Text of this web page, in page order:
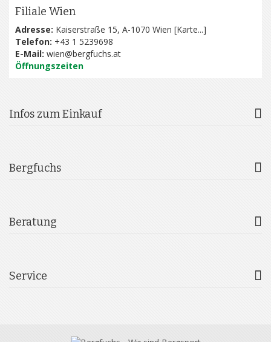
Filiale Wien
Adresse: Kaiserstraße 15, A-1070 Wien [Karte...]
Telefon: +43 1 5239698
E-Mail: wien@bergfuchs.at
Öffnungszeiten
Infos zum Einkauf
Bergfuchs
Beratung
Service